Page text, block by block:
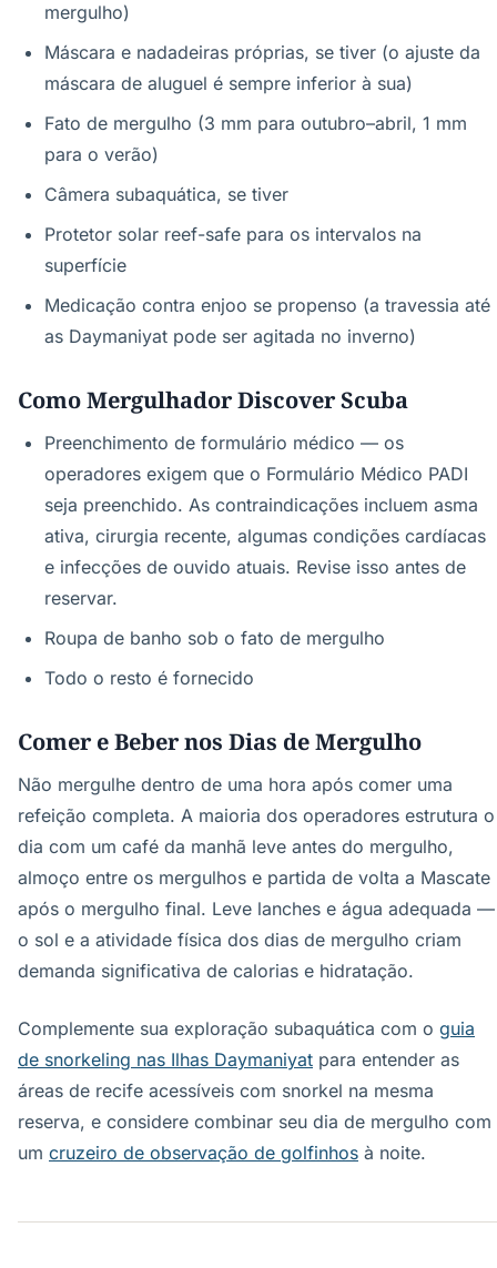
mergulho)
Máscara e nadadeiras próprias, se tiver (o ajuste da
máscara de aluguel é sempre inferior à sua)
Fato de mergulho (3 mm para outubro–abril, 1 mm
para o verão)
Câmera subaquática, se tiver
Protetor solar reef-safe para os intervalos na
superfície
Medicação contra enjoo se propenso (a travessia até
as Daymaniyat pode ser agitada no inverno)
Como Mergulhador Discover Scuba
Preenchimento de formulário médico — os
operadores exigem que o Formulário Médico PADI
seja preenchido. As contraindicações incluem asma
ativa, cirurgia recente, algumas condições cardíacas
e infecções de ouvido atuais. Revise isso antes de
reservar.
Roupa de banho sob o fato de mergulho
Todo o resto é fornecido
Comer e Beber nos Dias de Mergulho
Não mergulhe dentro de uma hora após comer uma
refeição completa. A maioria dos operadores estrutura o
dia com um café da manhã leve antes do mergulho,
almoço entre os mergulhos e partida de volta a Mascate
após o mergulho final. Leve lanches e água adequada —
o sol e a atividade física dos dias de mergulho criam
demanda significativa de calorias e hidratação.
Complemente sua exploração subaquática com o guia
de snorkeling nas Ilhas Daymaniyat para entender as
áreas de recife acessíveis com snorkel na mesma
reserva, e considere combinar seu dia de mergulho com
um cruzeiro de observação de golfinhos à noite.